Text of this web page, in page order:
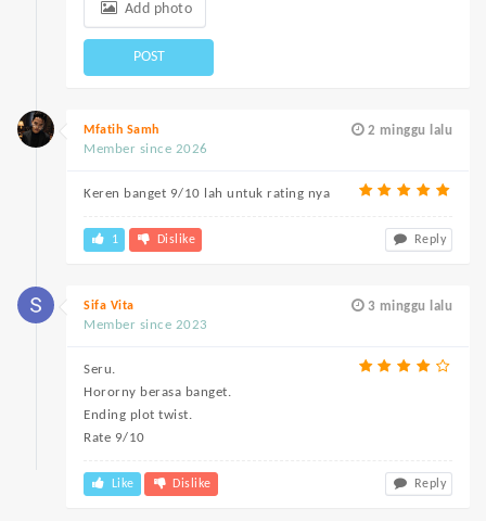
Add photo
POST
2 minggu lalu
Mfatih Samh
Member since 2026
Keren banget 9/10 lah untuk rating nya
1 Dislike Reply
3 minggu lalu
Sifa Vita
Member since 2023
Seru.
Hororny berasa banget.
Ending plot twist.
Rate 9/10
Like Dislike Reply